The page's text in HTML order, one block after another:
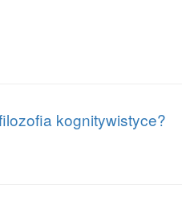
kognitywistyce?